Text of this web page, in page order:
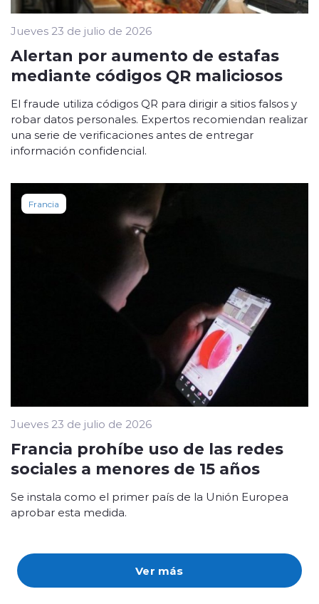
Ver más
Jueves 23 de julio de 2026
Alertan por aumento de estafas
mediante códigos QR maliciosos
El fraude utiliza códigos QR para dirigir a sitios falsos y
robar datos personales. Expertos recomiendan realizar
una serie de verificaciones antes de entregar
información confidencial.
Francia
Jueves 23 de julio de 2026
Francia prohíbe uso de las redes
sociales a menores de 15 años
Se instala como el primer país de la Unión Europea
aprobar esta medida.